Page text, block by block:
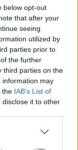
below opt-out
that after your
seeing
utilized by
parties prior to
the further
third parties on the
information may
the IAB’s List of
it to other
de pont
is valódiak